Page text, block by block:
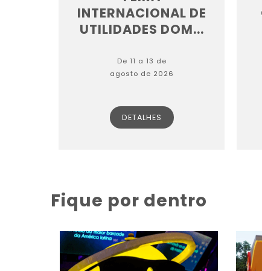
INTERNACIONAL DE
UTILIDADES DOM...
De 11 a 13 de
agosto de 2026
DETALHES
Fique por dentro